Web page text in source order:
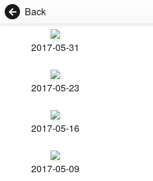
Back
2017-05-31
2017-05-23
2017-05-16
2017-05-09